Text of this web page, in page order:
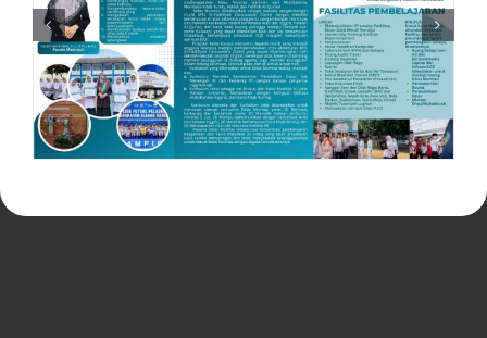
Hasil Seleksi Masuk 3 Mei
2026
May 9, 2026